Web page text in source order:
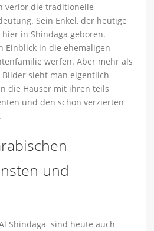
verlor die traditionelle
Sein Enkel, der heutige
in Shindaga geboren.
Einblick in die ehemaligen
werfen. Aber mehr als
sieht man eigentlich
die Häuser mit ihren teils
und den schön verzierten
und
Shindaga sind heute auch